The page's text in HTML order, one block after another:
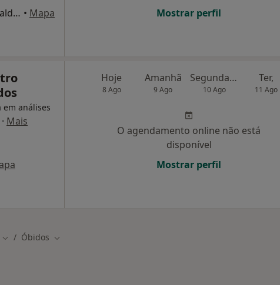
Rua Capitão Filipe de Sousa, 110-A, Caldas da Rainha • Mapa
Mostrar perfil
em análises
· Mais
Hoje
8 Ago
Amanhã
9 Ago
Segunda-feira
10 Ago
Ter,
11 Ago
O agendamento online não está
disponível
Mostrar perfil
Mudar de cidade
Óbidos Mudar de cidade